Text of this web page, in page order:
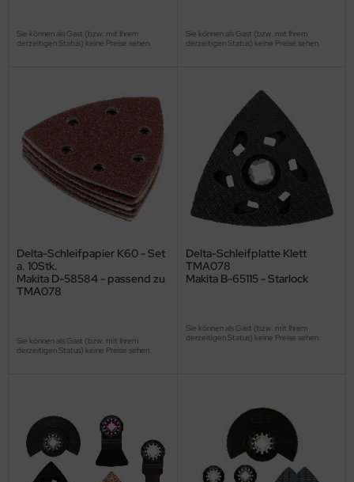
Sie können als Gast (bzw. mit Ihrem
derzeitigen Status) keine Preise sehen.
Sie können als Gast (bzw. mit Ihrem
derzeitigen Status) keine Preise sehen.
Delta-Schleifpapier K60 - Set
a. 10Stk.
Makita D-58584 - passend zu
TMA078
Sie können als Gast (bzw. mit Ihrem
derzeitigen Status) keine Preise sehen.
Delta-Schleifplatte Klett
TMA078
Makita B-65115 - Starlock
Sie können als Gast (bzw. mit Ihrem
derzeitigen Status) keine Preise sehen.